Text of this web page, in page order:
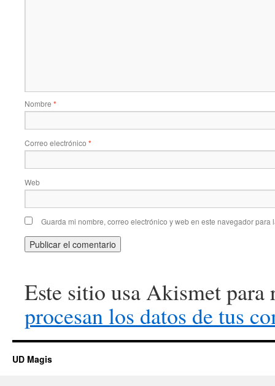
Nombre *
Correo electrónico *
Web
Guarda mi nombre, correo electrónico y web en este navegador para
Este sitio usa Akismet
procesan los datos de tus
UD Magis